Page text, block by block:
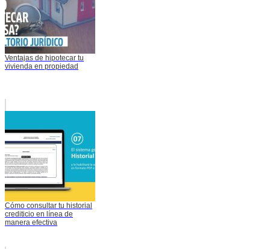
Ventajas de hipotecar tu
vivienda en propiedad
Cómo consultar tu historial
crediticio en línea de
manera efectiva